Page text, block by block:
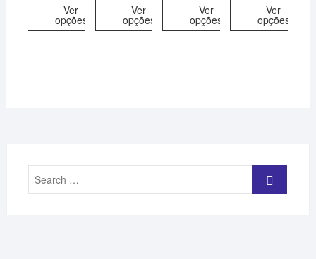
Ver
opções
Ver
opções
Ver
opções
Ver
opções
Search